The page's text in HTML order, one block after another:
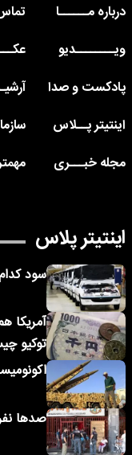
درباره مــــــا
ویــــــــدیو
پادکست و صدا
اینتیتر پــلاس
مجله خبـــری
اینتیتر پلاس
سود
آمریکا
توکیو
صدها